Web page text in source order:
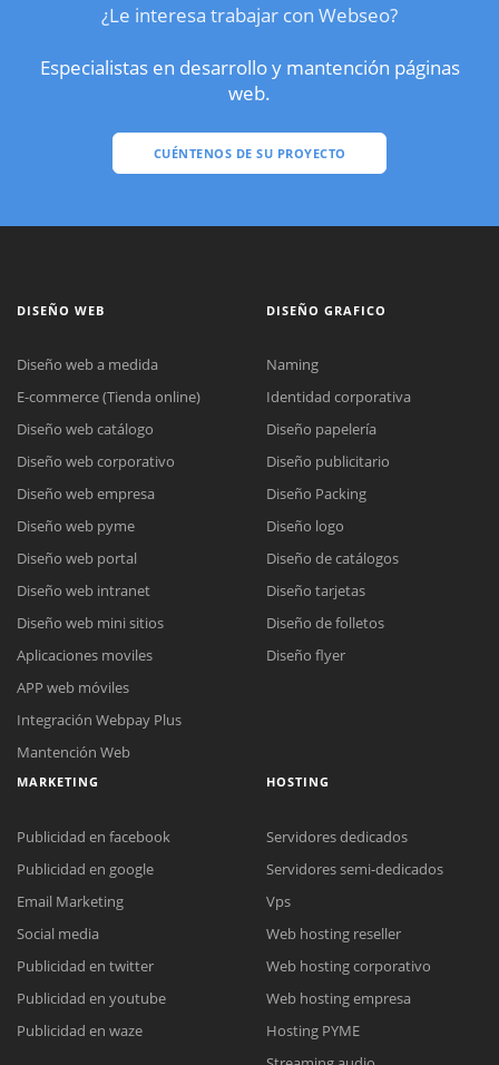
¿Le interesa trabajar con Webseo?
Especialistas en desarrollo y mantención páginas
web.
CUÉNTENOS DE SU PROYECTO
Reunión online
Meet para la reunión online.
Cotización
Complete el formulario y nos contactaremos a la brevedad.
Chat Online
Todos nuestros ejecutivos están fuera de línea. Complete el formulario
para enviarnos un correo electrónico con sus datos personales.
DISEÑO WEB
Diseño web a medida
E-commerce (Tienda online)
Diseño web catálogo
Diseño web corporativo
Diseño web empresa
Diseño web pyme
Diseño web portal
Diseño web intranet
Diseño web mini sitios
Aplicaciones moviles
APP web móviles
Integración Webpay Plus
Mantención Web
DISEÑO GRAFICO
Naming
Identidad corporativa
Diseño papelería
Diseño publicitario
Diseño Packing
Diseño logo
Diseño de catálogos
Diseño tarjetas
Diseño de folletos
Diseño flyer
MARKETING
Publicidad en facebook
Publicidad en google
Email Marketing
Social media
Publicidad en twitter
Publicidad en youtube
Publicidad en waze
HOSTING
Servidores dedicados
Servidores semi-dedicados
Vps
Web hosting reseller
Web hosting corporativo
Web hosting empresa
Hosting PYME